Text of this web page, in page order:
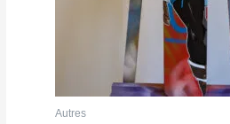
Autres